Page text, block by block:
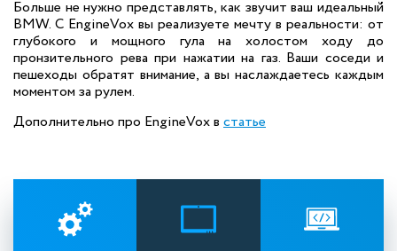
Больше не нужно представлять, как звучит ваш идеальный
BMW. С EngineVox вы реализуете мечту в реальности: от
глубокого и мощного гула на холостом ходу до
пронзительного рева при нажатии на газ. Ваши соседи и
пешеходы обратят внимание, а вы наслаждаетесь каждым
моментом за рулем.
Дополнительно про EngineVox в статье